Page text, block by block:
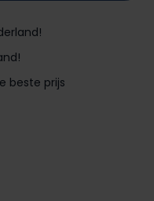
beste prijs